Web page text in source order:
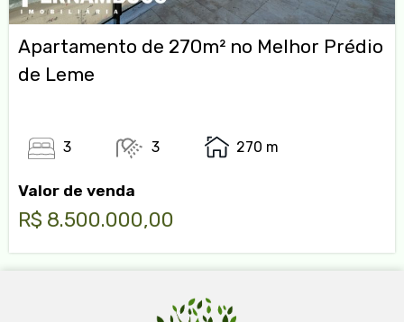
Apartamento de 270m² no Melhor Prédio
de Leme
3 3 270 m
Valor de venda
R$ 8.500.000,00